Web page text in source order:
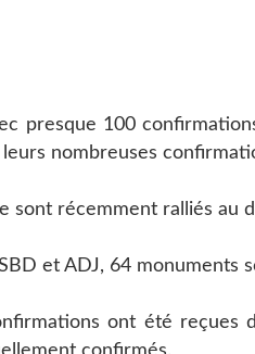
presque 100
nombreuses
sont récemment ralliés au
et ADJ, 64 monuments
ont été reçues